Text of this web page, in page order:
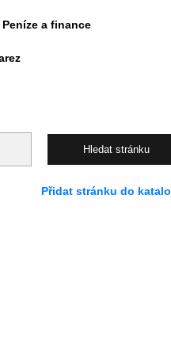
Peníze a finance
Přidat stránku do